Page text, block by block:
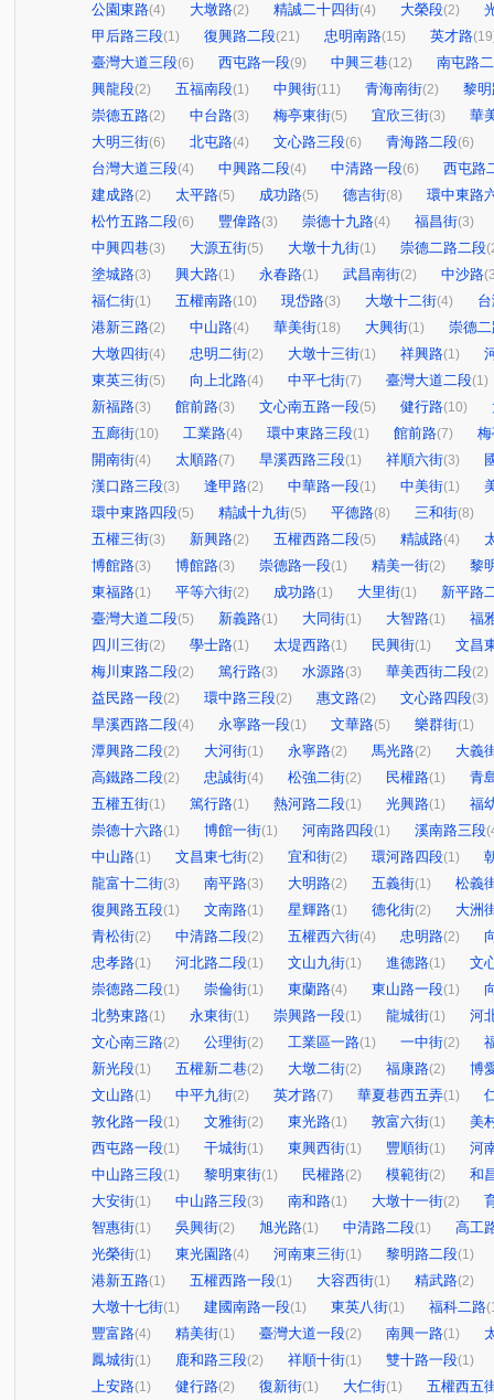
公園東路(4) 大墩路(2) 精誠二十四街(4) 大榮段(2)
甲后路三段(1) 復興路二段(21) 忠明南路(15) 英才路
臺灣大道三段(6) 西屯路一段(9) 中興三巷(12)
南屯路
興龍段(2) 五福南段(1) 中興街(11) 青海南街(2)
黎
崇德五路(2) 中台路(3) 梅亭東街(5) 宜欣三街(3)
華
大明三街(6) 北屯路(4) 文心路三段(6) 青海路二段(6)
台灣大道三段(4) 中興路二段(4) 中清路一段(6)
西屯路
建成路(2) 太平路(5) 成功路(5) 德吉街(8)
環中東路
松竹五路二段(6) 豐偉路(3) 崇德十九路(4) 福昌街(3)
中興四巷(3) 大源五街(5) 大墩十九街(1) 崇德二路二段
塗城路(3) 興大路(1) 永春路(1) 武昌南街(2) 中沙路
福仁街(1) 五權南路(10) 現岱路(3) 大墩十二街(4)
港新三路(2) 中山路(4) 華美街(18) 大興街(1)
崇德
大墩四街(4) 忠明二街(2) 大墩十三街(1) 祥興路(1)
東英三街(5) 向上北路(4) 中平七街(7) 臺灣大道二段(1)
新福路(3) 館前路(3) 文心南五路一段(5) 健行路(10)
五廊街(10) 工業路(4) 環中東路三段(1) 館前路(7)
開南街(4) 太順路(7) 旱溪西路三段(1) 祥順六街(3)
漢口路三段(3) 逢甲路(2) 中華路一段(1) 中美街(1)
環中東路四段(5) 精誠十九街(5) 平德路(8) 三和街(8)
五權三街(3) 新興路(2) 五權西路二段(5) 精誠路(4)
博館路(3) 博館路(3) 崇德路一段(1) 精美一街(2)
黎
東福路(1) 平等六街(2) 成功路(1) 大里街(1)
新平路
臺灣大道二段(5) 新義路(1) 大同街(1) 大智路(1)
福
四川三街(2) 學士路(1) 太堤西路(1) 民興街(1)
文昌
梅川東路二段(2) 篤行路(3) 水源路(3) 華美西街二段(2)
益民路一段(2) 環中路三段(2) 惠文路(2) 文心路四段(3)
旱溪西路二段(4) 永寧路一段(1) 文華路(5) 樂群街(1)
潭興路二段(2) 大河街(1) 永寧路(2) 馬光路(2)
大義
高鐵路二段(2) 忠誠街(4) 松強二街(2) 民權路(1)
青
五權五街(1) 篤行路(1) 熱河路二段(1) 光興路(1)
福
崇德十六路(1) 博館一街(1) 河南路四段(1) 溪南路三段
中山路(1) 文昌東七街(2) 宜和街(2) 環河路四段(1)
龍富十二街(3) 南平路(3) 大明路(2) 五義街(1)
松義
復興路五段(1) 文南路(1) 星輝路(1) 德化街(2)
大洲
青松街(2) 中清路二段(2) 五權西六街(4) 忠明路(2)
忠孝路(1) 河北路二段(1) 文山九街(1) 進德路(1)
文
崇德路二段(1) 崇倫街(1) 東蘭路(4) 東山路一段(1)
北勢東路(1) 永東街(1) 崇興路一段(1) 龍城街(1)
河
文心南三路(2) 公理街(2) 工業區一路(1) 一中街(2)
新光段(1) 五權新二巷(2) 大墩二街(2) 福康路(2)
博
文山路(1) 中平九街(2) 英才路(7) 華夏巷西五弄(1)
敦化路一段(1) 文雅街(2) 東光路(1) 敦富六街(1)
美
西屯路一段(1) 干城街(1) 東興西街(1) 豐順街(1)
河
中山路三段(1) 黎明東街(1) 民權路(2) 模範街(2)
和
大安街(1) 中山路三段(3) 南和路(1) 大墩十一街(2)
智惠街(1) 吳興街(2) 旭光路(1) 中清路二段(1)
高工
光榮街(1) 東光園路(4) 河南東三街(1) 黎明路二段(1)
港新五路(1) 五權西路一段(1) 大容西街(1) 精武路(2)
大墩十七街(1) 建國南路一段(1) 東英八街(1) 福科二路
豐富路(4) 精美街(1) 臺灣大道一段(2) 南興一路(1)
鳳城街(1) 鹿和路三段(2) 祥順十街(1) 雙十路一段(1)
上安路(1) 健行路(2) 復新街(1) 大仁街(1) 五權西五